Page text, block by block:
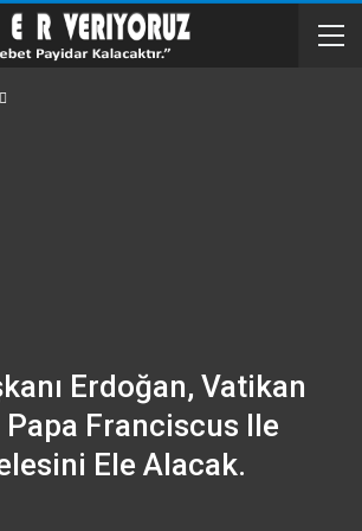
Erdoğan, Vatikan
Franciscus Ile
Ele Alacak.